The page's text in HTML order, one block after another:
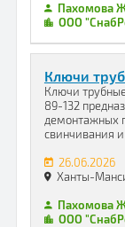
Пахомова
ООО
Ключи
Ключи
89-132
демонтажных
свинчивания
26.06.2026
Ханты-
Пахомова
ООО